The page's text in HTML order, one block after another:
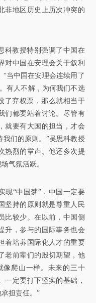
非地区历史上历次冲突的
科教授特别强调了中国在
对中国在安理会关于叙利
当中国在安理会连续用了
有人不解，为何我们不选
了弃权票，那么就相当于
们都要站着讨论。尽管有
就要有大国的担当，才会
们的原则。”吴思科教授
热烈的掌声。他还多次提
气氛活跃。
现“中国梦”，中国一定要
坚持的原则就是尊重人民
比较少。在以前，中国侧
升，参与的国际事务也会
着培养国际化人才的重要
老前辈们的殷切期望，他
像爬山一样。未来的三十
一定要打下坚实的基础，
担责任。”